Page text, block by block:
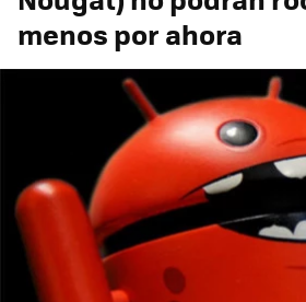
menos por ahora